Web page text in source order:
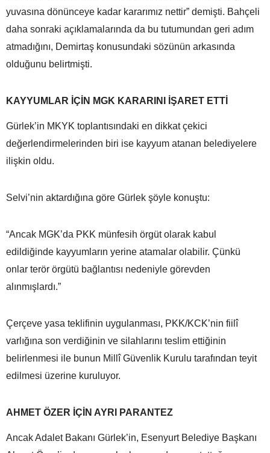
yuvasına dönünceye kadar kararımız nettir” demişti. Bahçeli
daha sonraki açıklamalarında da bu tutumundan geri adım
atmadığını, Demirtaş konusundaki sözünün arkasında
olduğunu belirtmişti.
KAYYUMLAR İÇİN MGK KARARINI İŞARET ETTİ
Gürlek’in MKYK toplantısındaki en dikkat çekici
değerlendirmelerinden biri ise kayyum atanan belediyelere
ilişkin oldu.
Selvi’nin aktardığına göre Gürlek şöyle konuştu:
“Ancak MGK’da PKK münfesih örgüt olarak kabul
edildiğinde kayyumların yerine atamalar olabilir. Çünkü
onlar terör örgütü bağlantısı nedeniyle görevden
alınmışlardı.”
Çerçeve yasa teklifinin uygulanması, PKK/KCK’nin fiilî
varlığına son verdiğinin ve silahlarını teslim ettiğinin
belirlenmesi ile bunun Millî Güvenlik Kurulu tarafından teyit
edilmesi üzerine kuruluyor.
AHMET ÖZER İÇİN AYRI PARANTEZ
Ancak Adalet Bakanı Gürlek’in, Esenyurt Belediye Başkanı